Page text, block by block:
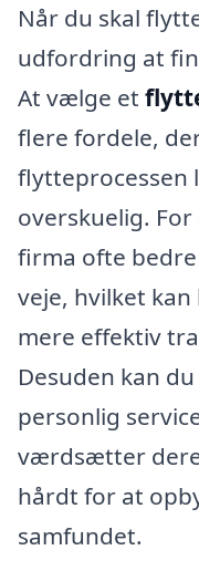
Når du skal
udfordring at
At vælge et
flere fordele,
flytteprocessen
overskuelig.
firma ofte
veje, hvilket
mere effektiv
Desuden kan
personlig
værdsætter
hårdt for at
samfundet.